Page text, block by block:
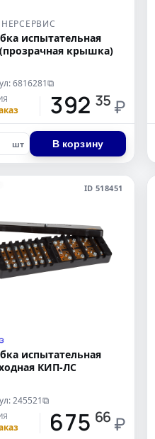
испытательная
крышка)
6816281⧉
392 35 ₽
шт В корзину
ID 518451
испытательная
КИП-ЛС
245521⧉
675 66 ₽